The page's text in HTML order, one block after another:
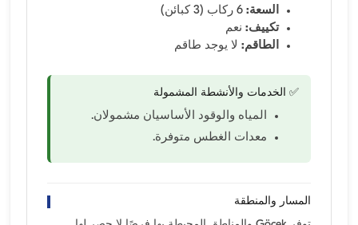
السعة:
تكييف: نعم
الطاقم: لا يوجد طاقم
✅ الخدمات والأنشطة المشمولة
المياه والوقود الأساسيان مشمولان.
معدات الغطس متوفرة.
المسار والمنطقة